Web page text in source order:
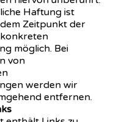
Haftung ist
Zeitpunkt der
möglich. Bei
von
werden wir
entfernen.